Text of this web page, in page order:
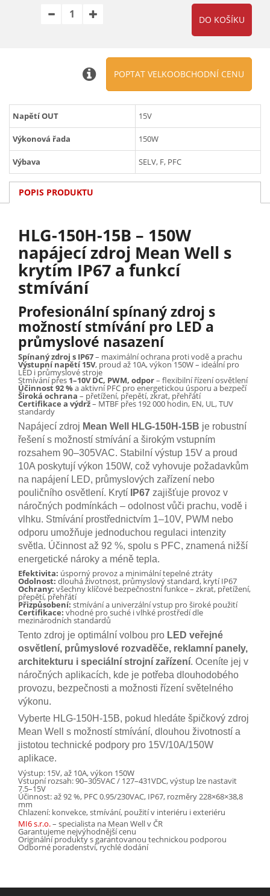
POPTAT VELKOOBCHODNÍ CENU
Napětí OUT 15V
Výkonová řada 150W
Výbava SELV, F, PFC
POPIS PRODUKTU
HLG-150H-15B – 150W
napájecí zdroj Mean Well s
krytím IP67 a funkcí
stmívání
Profesionální spínaný zdroj s
možností stmívání pro LED a
průmyslové nasazení
Spínaný zdroj s IP67– maximální ochrana proti vodě a prachu
Výstupní napětí 15V, proud až 10A, výkon 150W – ideální pro
LED i průmyslové stroje
Stmívání přes 1–10V DC, PWM, odpor– flexibilní řízení osvětlení
Účinnost 92 %a aktivní PFC pro energetickou úsporu a bezpečí
Široká ochrana – přetížení, přepětí, zkrat, přehřátí
Certifikace a výdrž– MTBF přes 192 000 hodin, EN, UL, TUV
standardy
Napájecí zdroj Mean Well HLG-150H-15B je robustní
řešení s možností stmívání a širokým vstupním
rozsahem 90–305VAC. Stabilní výstup 15V a proud
10A poskytují výkon 150W, což vyhovuje požadavkům
na napájení LED, průmyslových zařízení nebo
pouličního osvětlení. Krytí
IP67 zajišťuje provoz v
náročných podmínkách – odolnost vůči prachu, vodě i
vlhku. Stmívání prostřednictvím 1–10V, PWM nebo
odporu umožňuje jednoduchou regulaci intenzity
světla. Účinnost až 92 %, spolu s PFC, znamená nižší
energetické nároky a méně tepla.
Efektivita: úsporný provoz a minimální tepelné ztráty
Odolnost: dlouhá životnost, průmyslový standard, krytí IP67
Ochrany: všechny klíčové bezpečnostní funkce – zkrat, přetížení,
přepětí, přehřátí
Přizpůsobení: stmívání a univerzální vstup pro široké použití
Certifikace: vhodné pro suché i vlhké prostředí dle
mezinárodních standardů
Tento zdroj je optimální volbou pro LED veřejné
osvětlení, průmyslové rozvaděče, reklamní panely,
architekturu i speciální strojní zařízení. Oceníte jej v
náročných aplikacích, kde je potřeba dlouhodobého
provozu, bezpečnosti a možnosti řízení světelného
výkonu.
Vyberte HLG-150H-15B, pokud hledáte špičkový zdroj
Mean Well s možností stmívání, dlouhou životností a
jistotou technické podpory pro 15V/10A/150W
aplikace.
Výstup: 15V, až 10A, výkon 150W
Vstupní rozsah: 90–305VAC / 127–431VDC, výstup lze nastavit
7.5–15V
Účinnost: až 92 %, PFC 0.95/230VAC, IP67, rozměry 228×68×38,8
mm
Chlazení: konvekce, stmívání, použití v interiéru i exteriéru
MI6 s.r.o.– specialista na Mean Well v ČR
Garantujeme nejvýhodnější cenu
Originální produkty s garantovanou technickou podporou
Odborné poradenství, rychlé dodání